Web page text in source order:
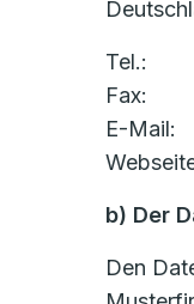
Tel.:
Fax:
E-Mail:
b) Der
Den